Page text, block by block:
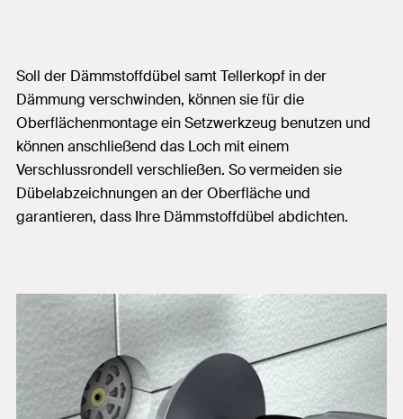
Soll der Dämmstoffdübel samt Tellerkopf in der
Dämmung verschwinden, können sie für die
Oberflächenmontage ein Setzwerkzeug benutzen und
können anschließend das Loch mit einem
Verschlussrondell verschließen. So vermeiden sie
Dübelabzeichnungen an der Oberfläche und
garantieren, dass Ihre Dämmstoffdübel abdichten.